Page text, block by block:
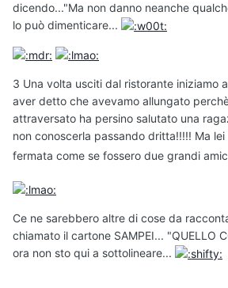
dicendo..."Ma non danno neanche
lo può dimenticare...
3 Una volta usciti dal ristorante iniziamo
aver detto che avevamo allungato
attraversato ha persino salutato una
non conoscerla passando dritta!!!!! Ma
fermata come se fossero due grandi
Ce ne sarebbero altre di cose da
chiamato il cartone SAMPEI... "QUELLO
ora non sto qui a sottolineare...